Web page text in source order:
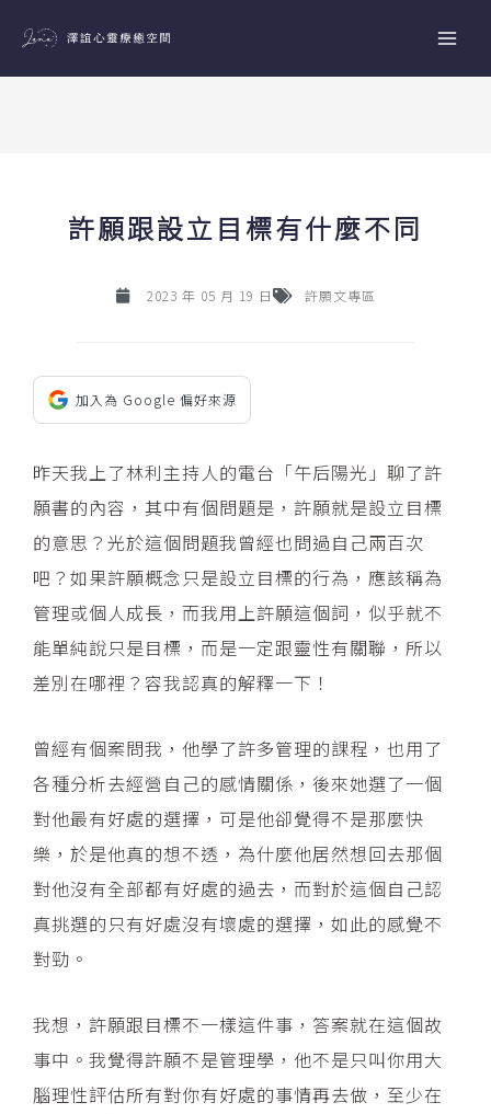
主
許願跟設立目標有什麼不同
2023 年 05 月 19 日 許願文專區
加入為 Google 偏好來源
昨天我上了林利主持人的電台「午后陽光」聊了許
願書的內容，其中有個問題是，許願就是設立目標
的意思？光於這個問題我曾經也問過自己兩百次
吧？如果許願概念只是設立目標的行為，應該稱為
管理或個人成長，而我用上許願這個詞，似乎就不
能單純說只是目標，而是一定跟靈性有關聯，所以
差別在哪裡？容我認真的解釋一下！
曾經有個案問我，他學了許多管理的課程，也用了
各種分析去經營自己的感情關係，後來她選了一個
對他最有好處的選擇，可是他卻覺得不是那麼快
樂，於是他真的想不透，為什麼他居然想回去那個
對他沒有全部都有好處的過去，而對於這個自己認
真挑選的只有好處沒有壞處的選擇，如此的感覺不
對勁。
我想，許願跟目標不一樣這件事，答案就在這個故
事中。我覺得許願不是管理學，他不是只叫你用大
腦理性評估所有對你有好處的事情再去做，至少在